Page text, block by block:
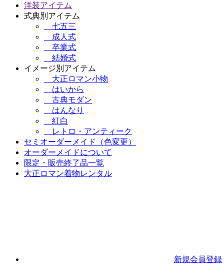
洋装アイテム
式典別アイテム
七五三
成人式
卒業式
結婚式
イメージ別アイテム
大正ロマン小物
はいから
古典モダン
はんなり
紅白
レトロ・アンティーク
セミオーダーメイド（色変更）
オーダーメイドについて
限定・販売終了品一覧
大正ロマン着物レンタル
新規会員登録